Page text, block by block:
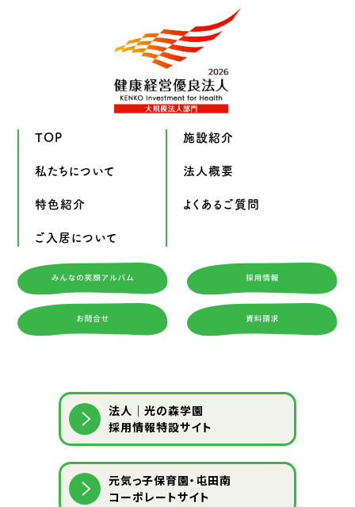
TOP
私たちについて
特色紹介
ご入居について
施設紹介
法人概要
よくあるご質問
法人｜光の森学園
採用情報特設サイト
元気っ子保育園・屯田南
コーポレートサイト